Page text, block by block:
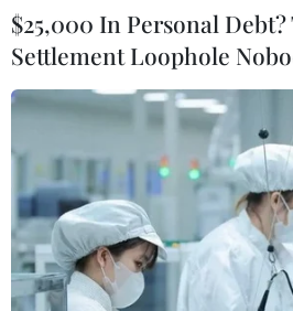
Nga cáo buộc Mỹ vượt
$25,000 In Personal Debt?
Settlement Loophole